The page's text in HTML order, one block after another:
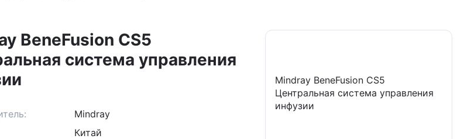
BeneFusion CS5
система управления
Mindray
Китай
Mindray BeneFusion CS5
Центральная система управления
инфузии